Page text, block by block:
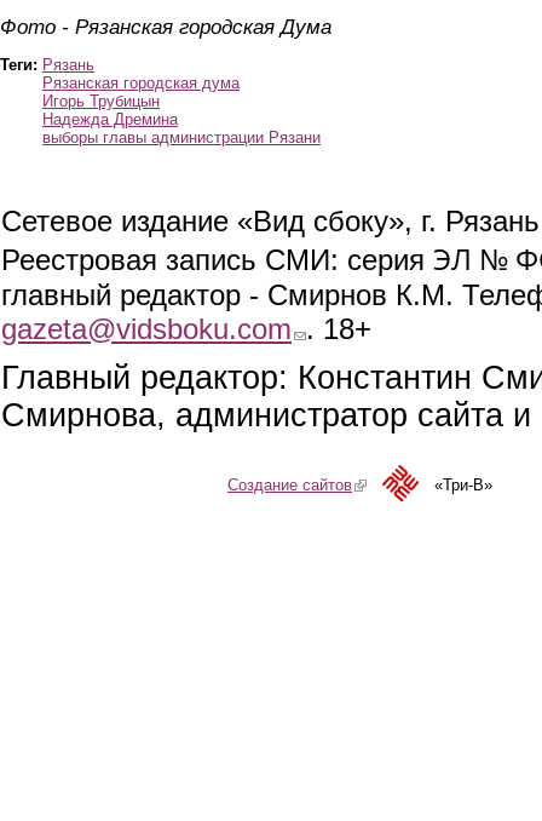
Фото - Рязанская городская Дума
Теги: Рязань
Рязанская городская дума
Игорь Трубицын
Надежда Дремина
выборы главы администрации Рязани
Сетевое издание «Вид сбоку», г.
Реестровая запись СМИ: серия ЭЛ №
главный редактор - Смирнов К.М.
gazeta@vidsboku.com (link sends e-mail)
. 18+
Главный редактор: Константин
Смирнова, администратор сайта
Создание сайтов(link is external)«Три-В»